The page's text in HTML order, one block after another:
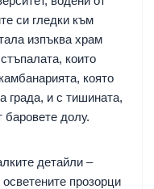
си гледки към
изпъква храм
които
която
града, и с тишината,
баровете долу.
детайли –
прозорци